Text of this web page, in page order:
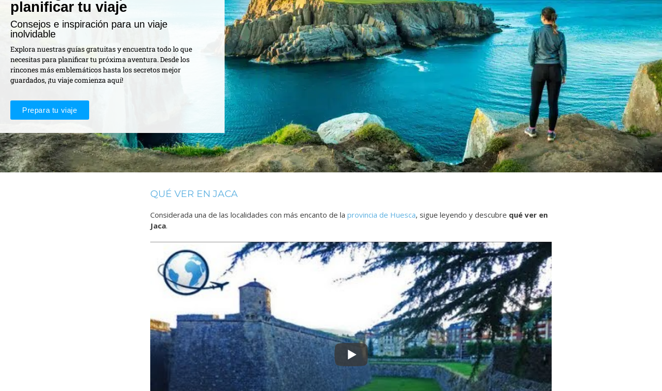
planificar tu viaje
Consejos e inspiración para un viaje
inolvidable
Explora nuestras guías gratuitas y encuentra todo lo que
necesitas para planificar tu próxima aventura. Desde los
rincones más emblemáticos hasta los secretos mejor
guardados, ¡tu viaje comienza aquí!
Prepara tu viaje
QUÉ VER EN JACA
Considerada una de las localidades con más encanto de la provincia de Huesca, sigue leyendo y descubre qué ver en
Jaca.